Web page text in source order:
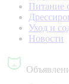
Питание
Уход и
Новости